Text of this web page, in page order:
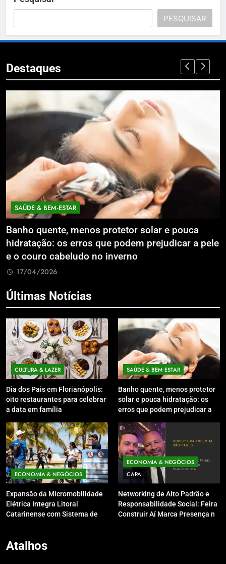
PESQUISAR
Destaques
SAÚDE & BEM‑ESTAR
Banho quente, menos protetor solar e pouca
hidratação: os erros que podem prejudicar a pele
e o couro cabeludo no inverno
17/04/2026
Últimas Notícias
CULTURA & LAZER
Dia dos Pais em Florianópolis:
oito restaurantes para celebrar
a data em família
SAÚDE & BEM‑ESTAR
Banho quente, menos protetor
solar e pouca hidratação: os
erros que podem prejudicar a
inverno
ECONOMIA & NEGÓCIOS
Expansão da Micromobilidade
Elétrica Integra Litoral
Catarinense com Sistema de
ECONOMIA & NEGÓCIOS
CAPA
Networking de Alto Padrão e
Responsabilidade Social: Feira
Construir Aí Marca Presença no
Atalhos